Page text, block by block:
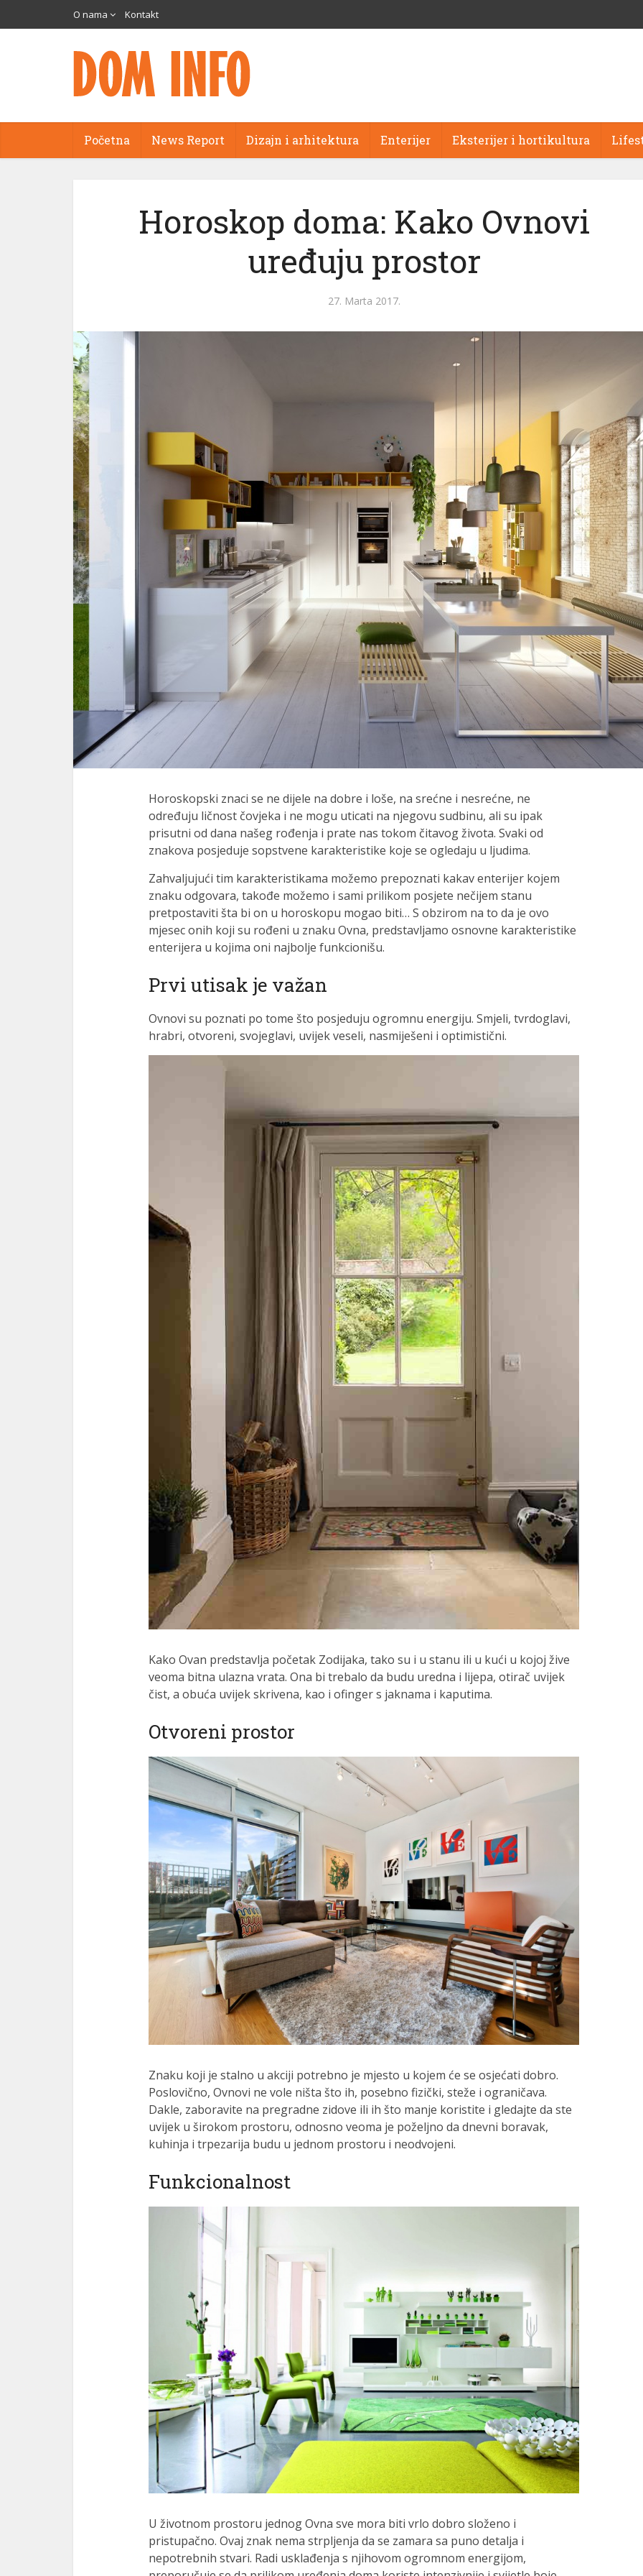
O nama Kontakt
Početna News Report Dizajn i arhitektura Enterijer Eksterijer i hortikultura
Horoskop doma: Kako Ovnovi
uređuju prostor
27. Marta 2017.
Horoskopski znaci se ne dijele na dobre i loše, na srećne i nesrećne, ne
određuju ličnost čovjeka i ne mogu uticati na njegovu sudbinu, ali su ipak
prisutni od dana našeg rođenja i prate nas tokom čitavog života. Svaki od
znakova posjeduje sopstvene karakteristike koje se ogledaju u ljudima.
Zahvaljujući tim karakteristikama možemo prepoznati kakav enterijer kojem
znaku odgovara, takođe možemo i sami prilikom posjete nečijem stanu
pretpostaviti šta bi on u horoskopu mogao biti… S obzirom na to da je ovo
mjesec onih koji su rođeni u znaku Ovna, predstavljamo osnovne karakteristike
enterijera u kojima oni najbolje funkcionišu.
Prvi utisak je važan
Ovnovi su poznati po tome što posjeduju ogromnu energiju. Smjeli, tvrdoglavi,
hrabri, otvoreni, svojeglavi, uvijek veseli, nasmiješeni i optimistični.
Kako Ovan predstavlja početak Zodijaka, tako su i u stanu ili u kući u kojoj žive
veoma bitna ulazna vrata. Ona bi trebalo da budu uredna i lijepa, otirač uvijek
čist, a obuća uvijek skrivena, kao i ofinger s jaknama i kaputima.
Otvoreni prostor
Znaku koji je stalno u akciji potrebno je mjesto u kojem će se osjećati dobro.
Poslovično, Ovnovi ne vole ništa što ih, posebno fizički, steže i ograničava.
Dakle, zaboravite na pregradne zidove ili ih što manje koristite i gledajte da ste
uvijek u širokom prostoru, odnosno veoma je poželjno da dnevni boravak,
kuhinja i trpezarija budu u jednom prostoru i neodvojeni.
Funkcionalnost
U životnom prostoru jednog Ovna sve mora biti vrlo dobro složeno i
pristupačno. Ovaj znak nema strpljenja da se zamara sa puno detalja i
nepotrebnih stvari. Radi usklađenja s njihovom ogromnom energijom,